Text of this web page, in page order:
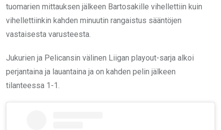
tuomarien mittauksen jälkeen Bartosakille vihellettiin kuin
vihellettiinkin kahden minuutin rangaistus sääntöjen
vastaisesta varusteesta.
Jukurien ja Pelicansin välinen Liigan playout-sarja alkoi
perjantaina ja lauantaina ja on kahden pelin jälkeen
tilanteessa 1-1.